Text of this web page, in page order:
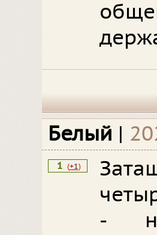
Белый |
1 (+1)
-